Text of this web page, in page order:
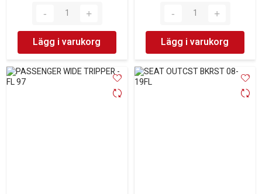
Lägg i varukorg Lägg i varukorg